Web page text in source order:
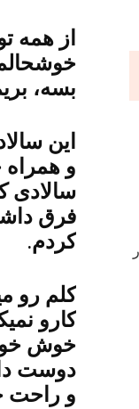
از همه
بسه،
این
و
سالادی
فرق
کردم.
کلم رو
کارو
خوش
دوست
و راحت